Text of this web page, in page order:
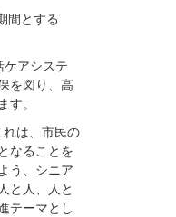
間とする
アシステ
を図り、高
。
は、市民の
なることを
う、シニア
と人、人と
テーマとし